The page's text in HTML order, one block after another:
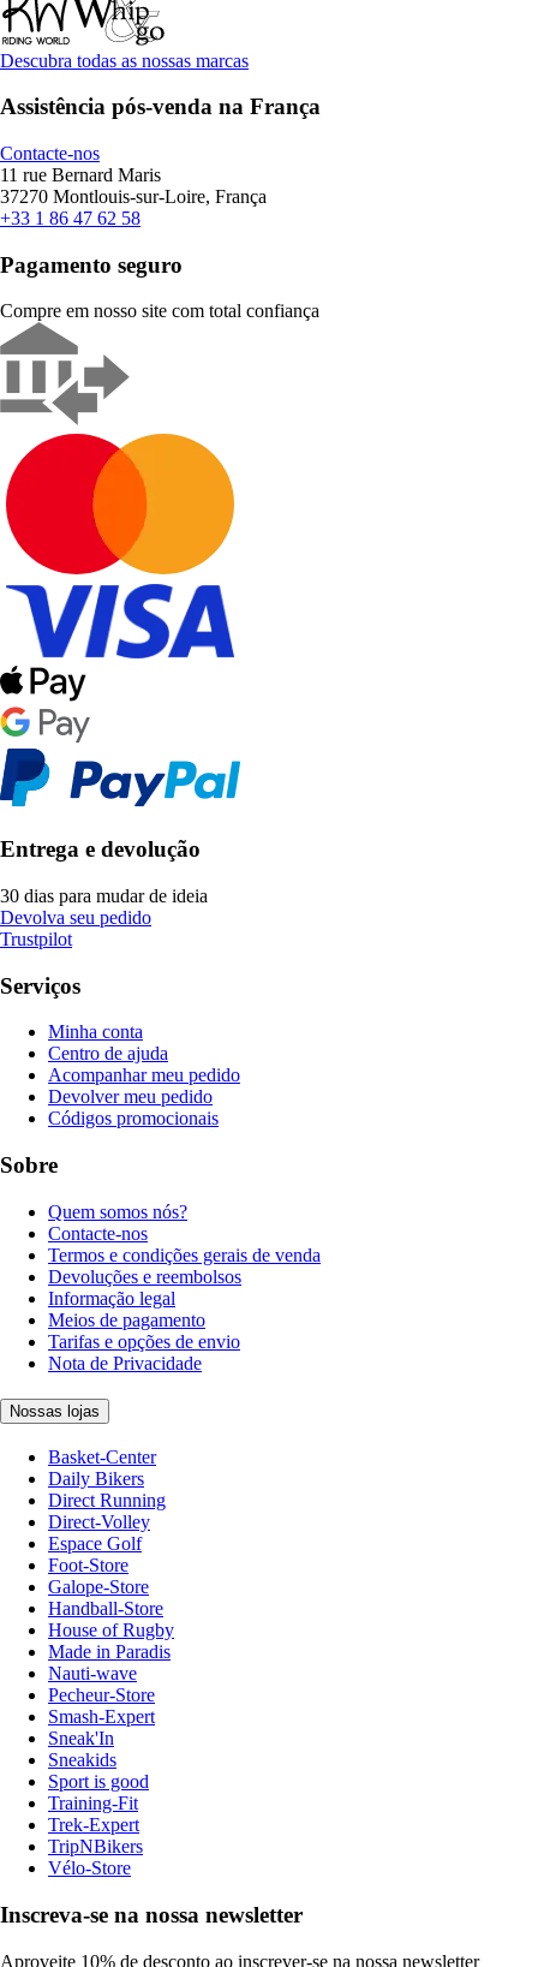
Descubra todas as nossas marcas
Assistência pós-venda na França
Contacte-nos
11 rue Bernard Maris
37270 Montlouis-sur-Loire, França
+33 1 86 47 62 58
Pagamento seguro
Compre em nosso site com total confiança
Entrega e devolução
30 dias para mudar de ideia
Devolva seu pedido
Trustpilot
Serviços
Minha conta
Centro de ajuda
Acompanhar meu pedido
Devolver meu pedido
Códigos promocionais
Sobre
Quem somos nós?
Contacte-nos
Termos e condições gerais de venda
Devoluções e reembolsos
Informação legal
Meios de pagamento
Tarifas e opções de envio
Nota de Privacidade
Nossas lojas
Basket-Center
Daily Bikers
Direct Running
Direct-Volley
Espace Golf
Foot-Store
Galope-Store
Handball-Store
House of Rugby
Made in Paradis
Nauti-wave
Pecheur-Store
Smash-Expert
Sneak'In
Sneakids
Sport is good
Training-Fit
Trek-Expert
TripNBikers
Vélo-Store
Inscreva-se na nossa newsletter
Aproveite 10% de desconto ao inscrever-se na nossa newsletter